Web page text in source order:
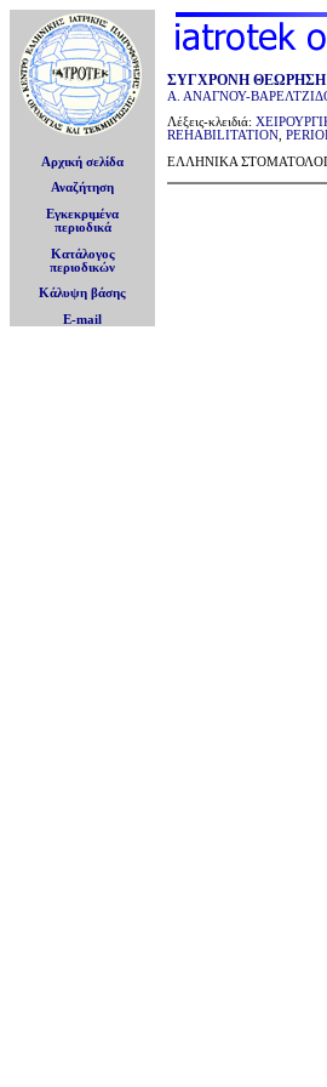
Αρχική σελίδα
Αναζήτηση
Εγκεκριμένα
περιοδικά
Κατάλογος
περιοδικών
Κάλυψη βάσης
E-mail
ΣΥΓΧΡΟΝΗ
Α. ΑΝΑΓΝΟΥ-
Λέξεις-κλειδιά:
REHABILITATION,
ΕΛΛΗΝΙΚΑ